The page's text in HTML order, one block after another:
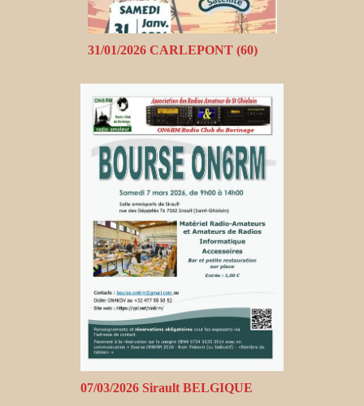
31/01/2026 CARLEPONT (60)
07/03/2026 Sirault BELGIQUE